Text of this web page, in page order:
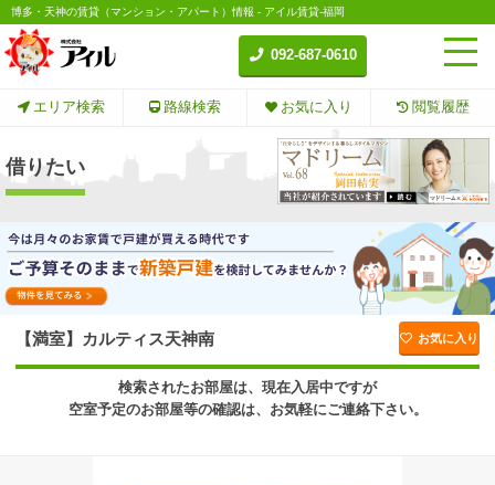
博多・天神の賃貸（マンション・アパート）情報 - アイル賃貸-福岡
092-687-0610
エリア検索 路線検索 お気に入り 閲覧履歴
借りたい
【満室】カルティス天神南 お気に入り
検索されたお部屋は、現在入居中ですが
空室予定のお部屋等の確認は、お気軽にご連絡下さい。